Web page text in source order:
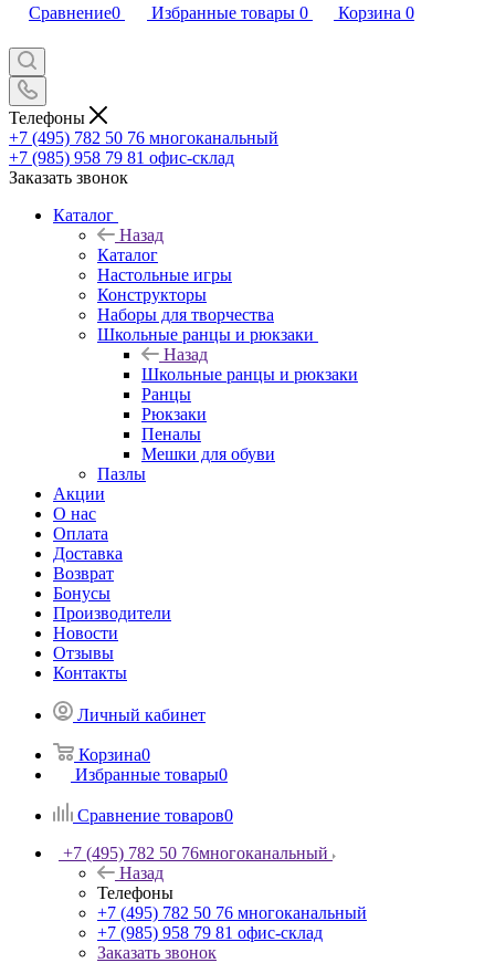
Сравнение0 Избранные товары 0 Корзина 0
Телефоны
+7 (495) 782 50 76 многоканальный
+7 (985) 958 79 81 офис-склад
Заказать звонок
Каталог
Назад
Каталог
Настольные игры
Конструкторы
Наборы для творчества
Школьные ранцы и рюкзаки
Назад
Школьные ранцы и рюкзаки
Ранцы
Рюкзаки
Пеналы
Мешки для обуви
Пазлы
Акции
О нас
Оплата
Доставка
Возврат
Бонусы
Производители
Новости
Отзывы
Контакты
Личный кабинет
Корзина0
Избранные товары0
Сравнение товаров0
+7 (495) 782 50 76многоканальный
Назад
Телефоны
+7 (495) 782 50 76 многоканальный
+7 (985) 958 79 81 офис-склад
Заказать звонок